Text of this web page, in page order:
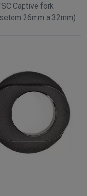
Captive fork
26mm a 32mm).